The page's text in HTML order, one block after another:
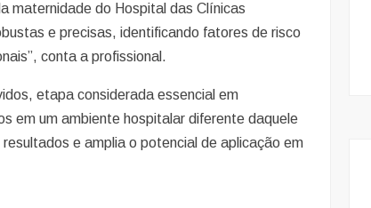
maternidade do Hospital das Clínicas
e precisas, identificando fatores de risco
conta a profissional.
etapa considerada essencial em
em um ambiente hospitalar diferente daquele
e amplia o potencial de aplicação em